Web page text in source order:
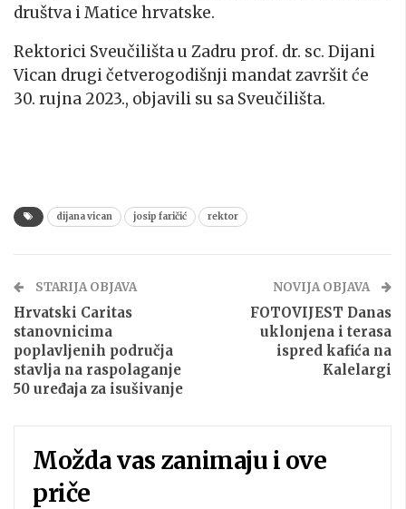
društva i Matice hrvatske.
Rektorici Sveučilišta u Zadru prof. dr. sc. Dijani
Vican drugi četverogodišnji mandat završit će
30. rujna 2023., objavili su sa Sveučilišta.
dijana vican josip faričić rektor
STARIJA OBJAVA
Hrvatski Caritas
stanovnicima
poplavljenih područja
stavlja na raspolaganje
50 uređaja za isušivanje
NOVIJA OBJAVA
FOTOVIJEST Danas
uklonjena i terasa
ispred kafića na
Kalelargi
Možda vas zanimaju i ove
priče